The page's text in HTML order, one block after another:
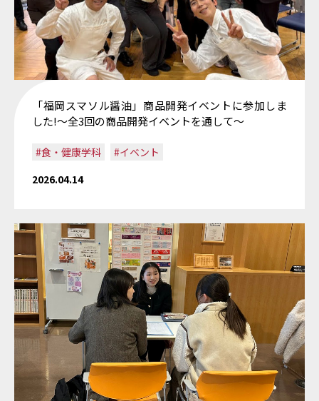
「福岡スマソル醤油」商品開発イベントに参加しま
した!〜全3回の商品開発イベントを通して〜
#食・健康学科
#イベント
2026.04.14